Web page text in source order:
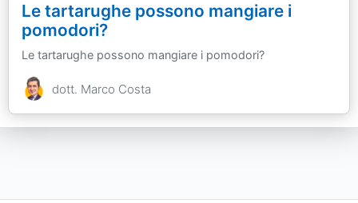
Le tartarughe possono mangiare i
pomodori?
Le tartarughe possono mangiare i pomodori?
dott. Marco Costa